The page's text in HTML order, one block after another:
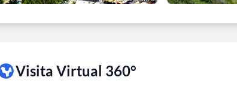
Visita Virtual 360°